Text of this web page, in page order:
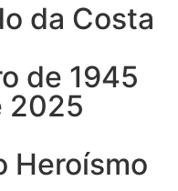
da Costa
de 1945
2025
Heroísmo